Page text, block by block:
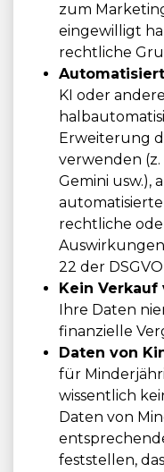
zum
eingewilligt
rechtliche
KI oder
Erweiterung
verwenden (z.
Gemini usw.),
rechtliche
Auswirkungen
22 der
Kein Verkauf
Ihre Daten
finanzielle
Daten von
für
wissentlich
Daten von
feststellen,